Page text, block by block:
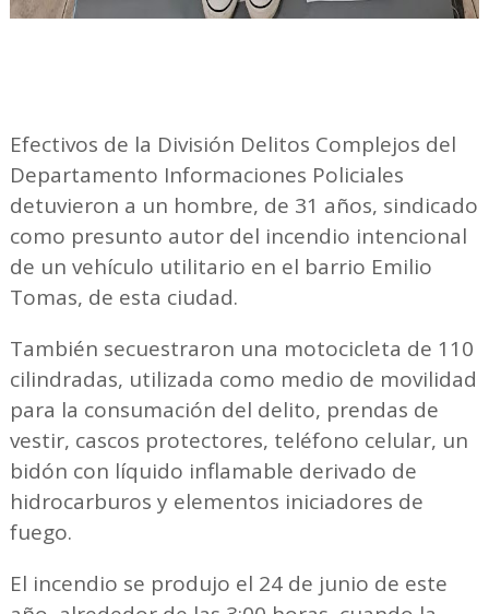
Efectivos de la División Delitos Complejos del
Departamento Informaciones Policiales
detuvieron a un hombre, de 31 años, sindicado
como presunto autor del incendio intencional
de un vehículo utilitario en el barrio Emilio
Tomas, de esta ciudad.
También secuestraron una motocicleta de 110
cilindradas, utilizada como medio de movilidad
para la consumación del delito, prendas de
vestir, cascos protectores, teléfono celular, un
bidón con líquido inflamable derivado de
hidrocarburos y elementos iniciadores de
fuego.
El incendio se produjo el 24 de junio de este